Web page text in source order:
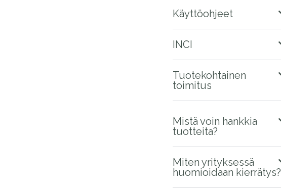
Käyttöohjeet
INCI
Tuotekohtainen
toimitus
Mistä voin hankkia
tuotteita?
Miten yrityksessä
huomioidaan kierrätys?